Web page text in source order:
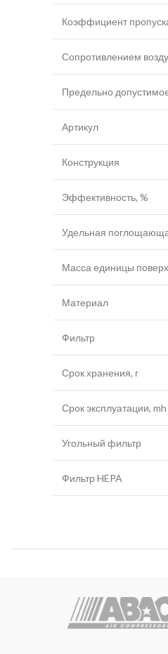
Коэффициент
Сопротивлением
Предельно
Артикул
Конструкция
Эффективность, %
Удельная
Масса единицы
Материал
Фильтр
Срок хранения, г
Срок эксплуатации, mh
Угольный фильтр
Фильтр HEPA